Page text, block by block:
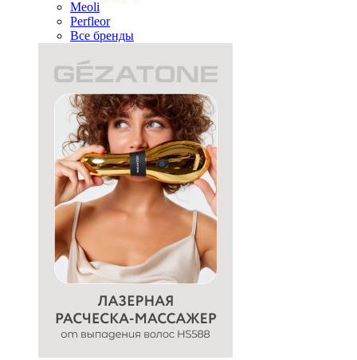
Meoli
Perfleor
Все бренды